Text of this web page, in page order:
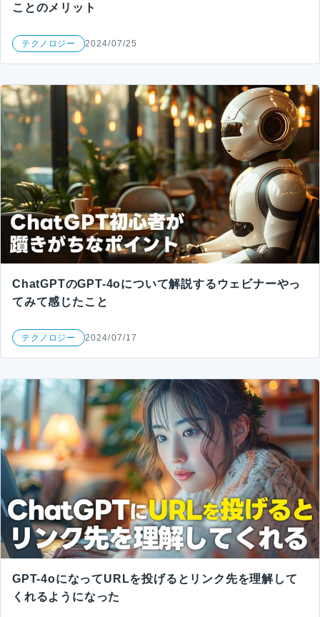
ことのメリット
テクノロジー 2024/07/25
ChatGPTのGPT-4oについて解説するウェビナーやっ
てみて感じたこと
テクノロジー 2024/07/17
GPT-4oになってURLを投げるとリンク先を理解して
くれるようになった